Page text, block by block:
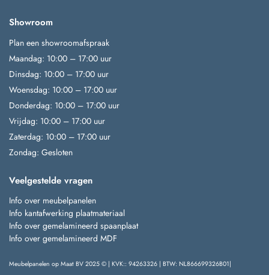
Showroom
Plan een showroomafspraak
Maandag: 10:00 – 17:00 uur
Dinsdag: 10:00 – 17:00 uur
Woensdag: 10:00 – 17:00 uur
Donderdag: 10:00 – 17:00 uur
Vrijdag: 10:00 – 17:00 uur
Zaterdag: 10:00 – 17:00 uur
Zondag: Gesloten
Veelgestelde vragen
Info over meubelpanelen
Info kantafwerking plaatmateriaal
Info over gemelamineerd spaanplaat
Info over gemelamineerd MDF
Meubelpanelen op Maat BV 2025 © | KVK:: 94263326 | BTW: NL866699326B01|